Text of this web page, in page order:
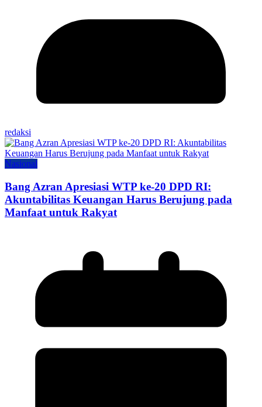
redaksi
Nasional
Bang Azran Apresiasi WTP ke-20 DPD RI:
Akuntabilitas Keuangan Harus Berujung pada
Manfaat untuk Rakyat